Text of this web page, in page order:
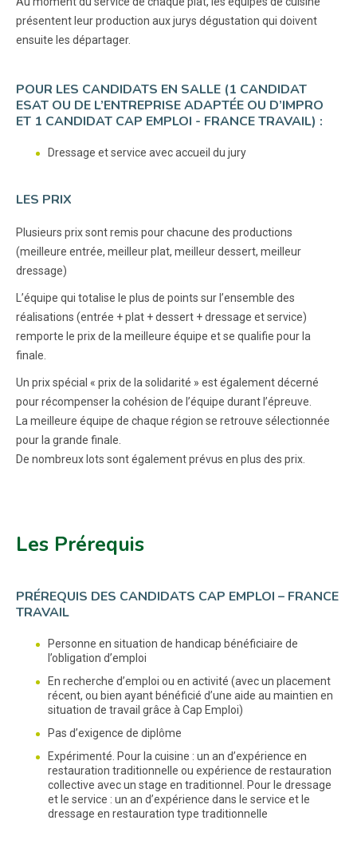
présentent leur production aux jurys dégustation qui doivent
ensuite les départager.
POUR LES CANDIDATS EN SALLE (1 CANDIDAT
ESAT OU DE L’ENTREPRISE ADAPTÉE OU D’IMPRO
ET 1 CANDIDAT CAP EMPLOI - FRANCE TRAVAIL) :
Dressage et service avec accueil du jury
LES PRIX
Plusieurs prix sont remis pour chacune des productions
(meilleure entrée, meilleur plat, meilleur dessert, meilleur
dressage)
L’équipe qui totalise le plus de points sur l’ensemble des
réalisations (entrée + plat + dessert + dressage et service)
remporte le prix de la meilleure équipe et se qualifie pour la
finale.
Un prix spécial « prix de la solidarité » est également décerné
pour récompenser la cohésion de l’équipe durant l’épreuve.
La meilleure équipe de chaque région se retrouve sélectionnée
pour la grande finale.
De nombreux lots sont également prévus en plus des prix.
Les Prérequis
PRÉREQUIS DES CANDIDATS CAP EMPLOI – FRANCE
TRAVAIL
Personne en situation de handicap bénéficiaire de
l’obligation d’emploi
En recherche d’emploi ou en activité (avec un placement
récent, ou bien ayant bénéficié d’une aide au maintien en
situation de travail grâce à Cap Emploi)
Pas d’exigence de diplôme
Expérimenté. Pour la cuisine : un an d’expérience en
restauration traditionnelle ou expérience de restauration
collective avec un stage en traditionnel. Pour le dressage
et le service : un an d’expérience dans le service et le
dressage en restauration type traditionnelle